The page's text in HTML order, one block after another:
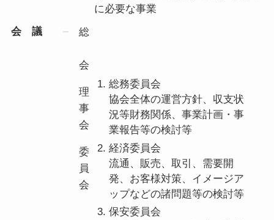
に必要な事業
会 議
総
会
理
事
会
委
員
会
総務委員会
協会全体の運営方針、収支状
況等財務関係、事業計画・事
業報告等の検討等
経済委員会
流通、販売、取引、需要開
発、お客様対策、イメージア
ップなどの諸問題等の検討等
保安委員会